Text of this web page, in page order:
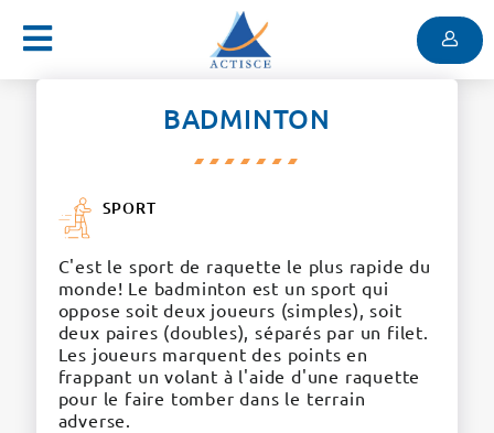
Menu
BADMINTON
SPORT
C'est le sport de raquette le plus rapide du
monde! Le badminton est un sport qui
oppose soit deux joueurs (simples), soit
deux paires (doubles), séparés par un filet.
Les joueurs marquent des points en
frappant un volant à l'aide d'une raquette
pour le faire tomber dans le terrain
adverse.